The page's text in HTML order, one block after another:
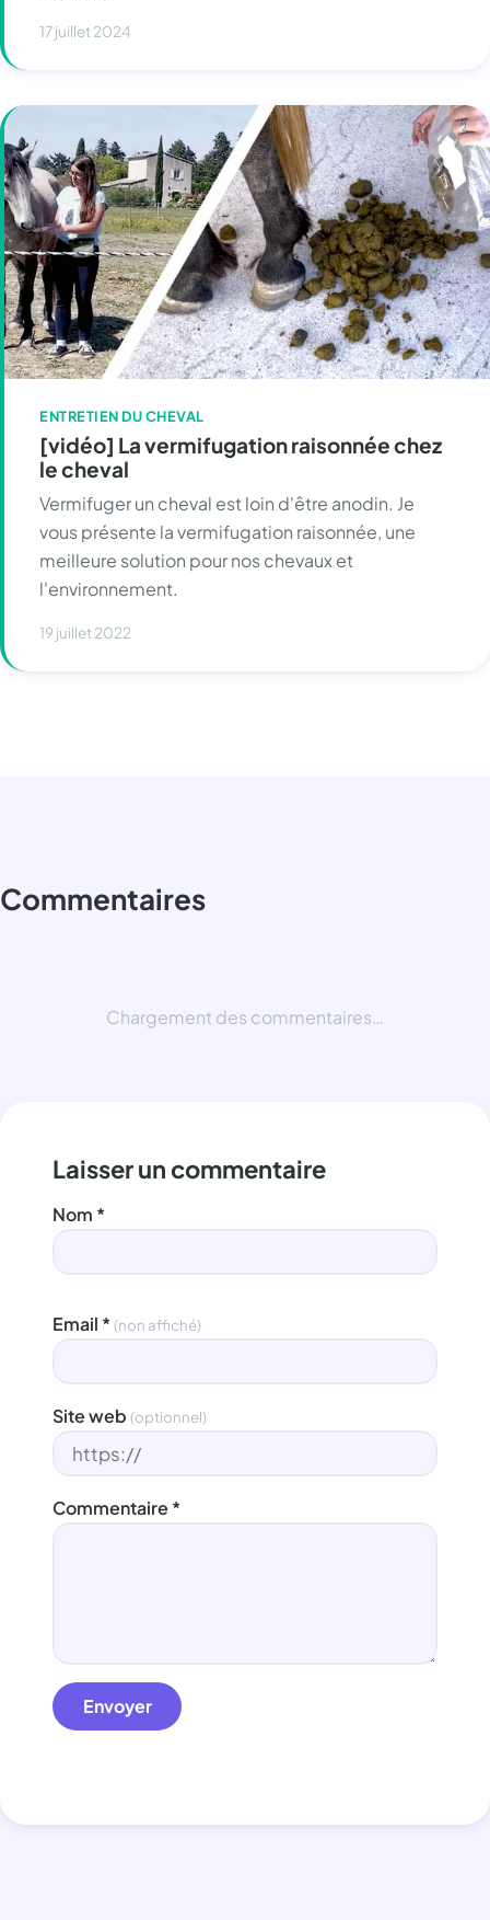
17 juillet 2024
ENTRETIEN DU CHEVAL
[vidéo] La vermifugation raisonnée chez
le cheval
Vermifuger un cheval est loin d'être anodin. Je
vous présente la vermifugation raisonnée, une
meilleure solution pour nos chevaux et
l'environnement.
19 juillet 2022
Commentaires
Chargement des commentaires…
Laisser un commentaire
Nom *
Email * (non affiché)
Site web (optionnel)
Commentaire *
Envoyer